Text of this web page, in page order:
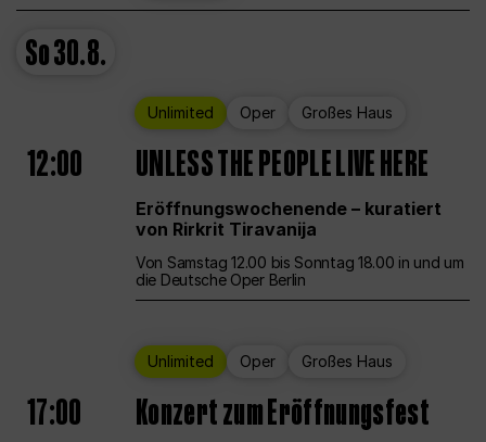
So30.8.
Unlimited Oper Großes Haus
12:00 UNLESS THE PEOPLE LIVE HERE
Eröffnungswochenende – kuratiert
von Rirkrit Tiravanija
Von Samstag 12.00 bis Sonntag 18.00 in und um
die Deutsche Oper Berlin
Unlimited Oper Großes Haus
17:00 Konzert zum Eröffnungsfest